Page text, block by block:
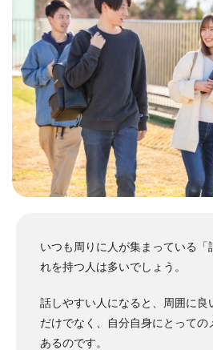
いつも周りに人が集まっている「
れを持つ人は多いでしょう。
話しやすい人になると、周囲に良
だけでなく、自分自身にとっての
あるのです。